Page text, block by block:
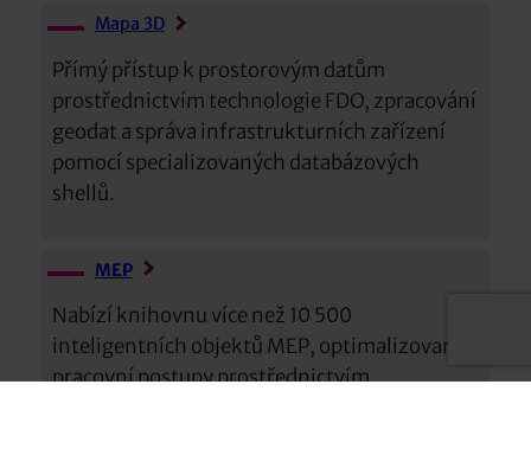
Mapa 3D
Přímý přístup k prostorovým datům
prostřednictvím technologie FDO, zpracování
geodat a správa infrastrukturních zařízení
pomocí specializovaných databázových
shellů.
MEP
Nabízí knihovnu více než 10 500
inteligentních objektů MEP, optimalizované
pracovní postupy prostřednictvím